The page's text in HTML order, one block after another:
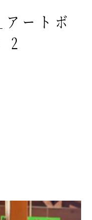
ートボ
2